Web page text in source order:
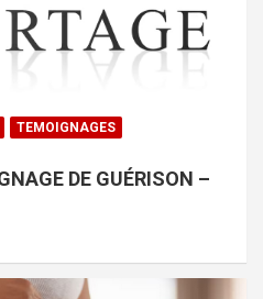
TEMOIGNAGES
DE GUÉRISON –